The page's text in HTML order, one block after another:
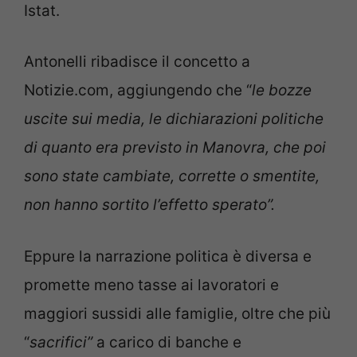
Istat.
Antonelli ribadisce il concetto a
Notizie.com, aggiungendo che “le bozze
uscite sui media, le dichiarazioni politiche
di quanto era previsto in Manovra, che poi
sono state cambiate, corrette o smentite,
non hanno sortito l’effetto sperato”.
Eppure la narrazione politica è diversa e
promette meno tasse ai lavoratori e
maggiori sussidi alle famiglie, oltre che più
“sacrifici” a carico di banche e